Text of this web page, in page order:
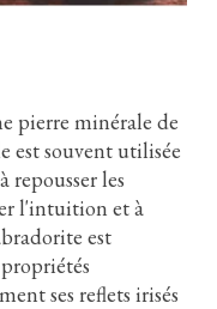
pierre minérale de
est souvent utilisée
les
l'intuition et à
est
ses reflets irisés